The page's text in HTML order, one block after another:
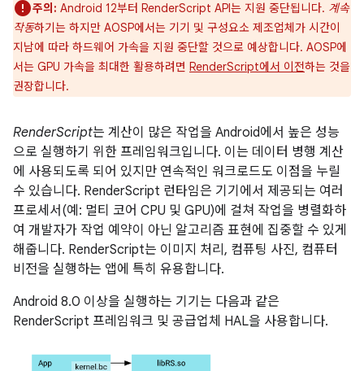
주의: Android 12부터 RenderScript API는 지원 중단됩니다. 계속
작동하기는 하지만 AOSP에서는 기기 및 구성요소 제조업체가 시간이
지남에 따라 하드웨어 가속을 지원 중단할 것으로 예상합니다. AOSP에
서는 GPU 가속을 최대한 활용하려면 RenderScript에서 이전하는 것을
권장합니다.
RenderScript는 계산이 많은 작업을 Android에서 높은 성능
으로 실행하기 위한 프레임워크입니다. 이는 데이터 병행 계산
에 사용되도록 되어 있지만 연속적인 워크로드도 이점을 누릴
수 있습니다. RenderScript 런타임은 기기에서 제공되는 여러
프로세서(예: 멀티 코어 CPU 및 GPU)에 걸쳐 작업을 병렬화하
여 개발자가 작업 예약이 아닌 알고리즘 표현에 집중할 수 있게
해줍니다. RenderScript는 이미지 처리, 컴퓨팅 사진, 컴퓨터
비전을 실행하는 앱에 특히 유용합니다.
Android 8.0 이상을 실행하는 기기는 다음과 같은
RenderScript 프레임워크 및 공급업체 HAL을 사용합니다.